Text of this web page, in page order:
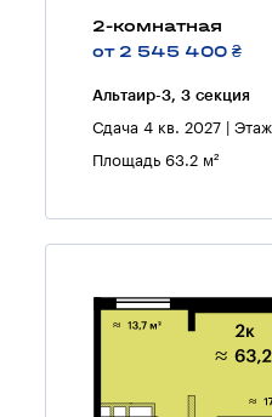
2-комнатная
от 2 545 400 ₴
Альтаир-3, 3 секция
Сдача 4 кв. 2027 |
Площадь 63.2 м²